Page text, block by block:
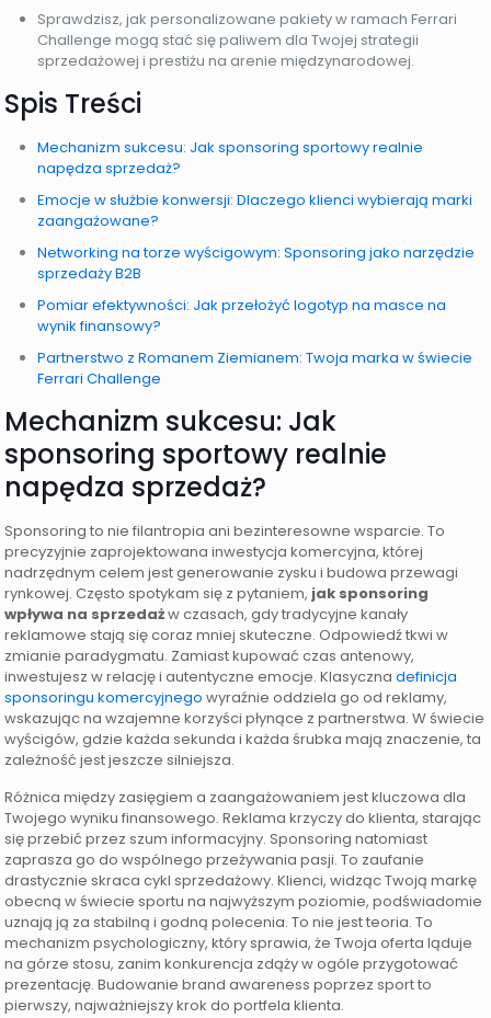
Sprawdzisz, jak personalizowane pakiety w ramach Ferrari
Challenge mogą stać się paliwem dla Twojej strategii
sprzedażowej i prestiżu na arenie międzynarodowej.
Spis Treści
Mechanizm sukcesu: Jak sponsoring sportowy realnie
napędza sprzedaż?
Emocje w służbie konwersji: Dlaczego klienci wybierają marki
zaangażowane?
Networking na torze wyścigowym: Sponsoring jako narzędzie
sprzedaży B2B
Pomiar efektywności: Jak przełożyć logotyp na masce na
wynik finansowy?
Partnerstwo z Romanem Ziemianem: Twoja marka w świecie
Ferrari Challenge
Mechanizm sukcesu: Jak
sponsoring sportowy realnie
napędza sprzedaż?
Sponsoring to nie filantropia ani bezinteresowne wsparcie. To
precyzyjnie zaprojektowana inwestycja komercyjna, której
nadrzędnym celem jest generowanie zysku i budowa przewagi
rynkowej. Często spotykam się z pytaniem, jak sponsoring
wpływa na sprzedażw czasach, gdy tradycyjne kanały
reklamowe stają się coraz mniej skuteczne. Odpowiedź tkwi w
zmianie paradygmatu. Zamiast kupować czas antenowy,
inwestujesz w relację i autentyczne emocje. Klasycznadefinicja
sponsoringu komercyjnego wyraźnie oddziela go od reklamy,
wskazując na wzajemne korzyści płynące z partnerstwa. W świecie
wyścigów, gdzie każda sekunda i każda śrubka mają znaczenie, ta
zależność jest jeszcze silniejsza.
Różnica między zasięgiem a zaangażowaniem jest kluczowa dla
Twojego wyniku finansowego. Reklama krzyczy do klienta, starając
się przebić przez szum informacyjny. Sponsoring natomiast
zaprasza go do wspólnego przeżywania pasji. To zaufanie
drastycznie skraca cykl sprzedażowy. Klienci, widząc Twoją markę
obecną w świecie sportu na najwyższym poziomie, podświadomie
uznają ją za stabilną i godną polecenia. To nie jest teoria. To
mechanizm psychologiczny, który sprawia, że Twoja oferta ląduje
na górze stosu, zanim konkurencja zdąży w ogóle przygotować
prezentację. Budowanie brand awareness poprzez sport to
pierwszy, najważniejszy krok do portfela klienta.